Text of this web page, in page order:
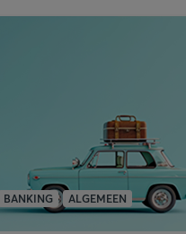
BANKING ALGEMEEN